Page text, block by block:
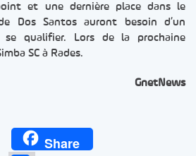
et une dernière place dans le
Dos Santos auront besoin d’un
se qualifier. Lors de la prochaine
SC à Rades.
GnetNews
Share